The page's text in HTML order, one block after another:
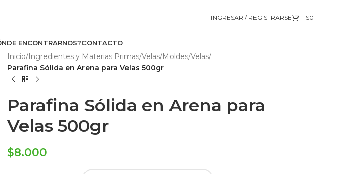
INGRESAR / REGISTRARSE $0
ENCONTRARNOS?CONTACTO
Inicio/Ingredientes y Materias Primas/Velas/Moldes/Velas/
Parafina Sólida en Arena para Velas 500gr
Parafina Sólida en Arena para
Velas 500gr
$8.000